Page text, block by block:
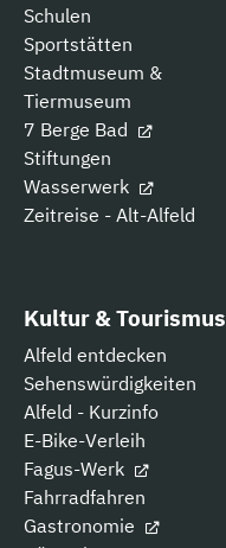
Schulen
Sportstätten
Stadtmuseum &
Tiermuseum
7 Berge Bad
Stiftungen
Wasserwerk
Zeitreise - Alt-Alfeld
Kultur & Tourismus
Alfeld entdecken
Sehenswürdigkeiten
Alfeld - Kurzinfo
E-Bike-Verleih
Fagus-Werk
Fahrradfahren
Gastronomie